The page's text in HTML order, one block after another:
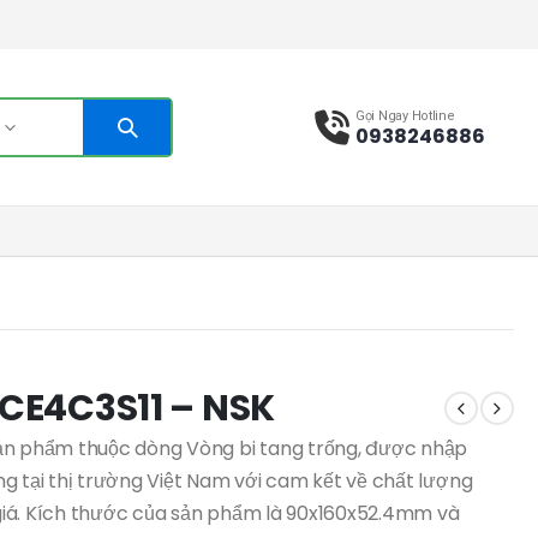
Gọi Ngay Hotline
0938246886
– NSK
phẩm thuộc dòng Vòng bi tang trống, được nhập
tại thị trường Việt Nam với cam kết về chất lượng
Kích thước của sản phẩm là 90x160x52.4mm và